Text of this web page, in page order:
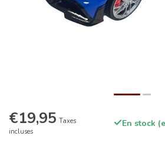
€19,95 Taxes
incluses
En stock